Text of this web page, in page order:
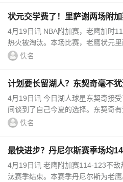
状元交学费了！里萨谢两场附
当辣眼 21中3合计得10分
4月19日讯 NBA附加赛，老鹰加时
热火被淘汰。本场比赛，老鹰状元里
眼，末节和加时被直接摁到板凳席，
佚名
计划要长留湖人？东契奇毫不
4月19日讯 今日湖人球星东契奇接
间谈到了自己今夏的选择。东契奇有
与湖人队签下一份长期合同，当被问
佚名
最快进步？丹尼尔斯赛季场均
4.4助 另有3抢断34年首人
4月19日讯 老鹰附加赛114-123不敌
汰赛季结束。本赛季丹尼尔斯为老鹰